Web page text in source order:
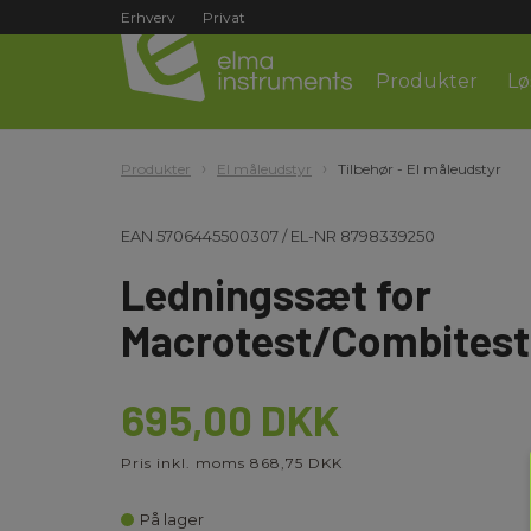
Erhverv Privat
Produkter
Produkter El måleudstyr Tilbehør - El måleudstyr
EAN 5706445500307/EL-NR 8798339250
Ledningssæt for
Macrotest/Combitest
695,00 DKK
Pris inkl. moms 868,75 DKK
På lager